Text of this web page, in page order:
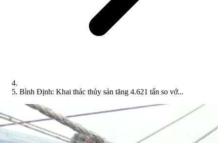
Bình Định: Khai thác thủy sản tăng 4.621 tấn so vớ...